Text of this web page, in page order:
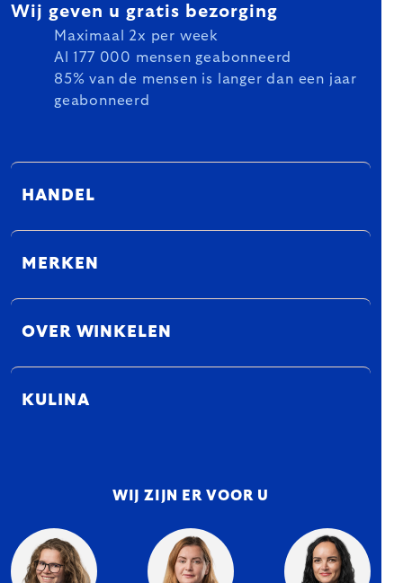
Wij geven u gratis bezorging
Maximaal 2x per week
Al 177 000 mensen geabonneerd
85% van de mensen is langer dan een jaar
geabonneerd
HANDEL
MERKEN
OVER WINKELEN
KULINA
WIJ ZIJN ER VOOR U